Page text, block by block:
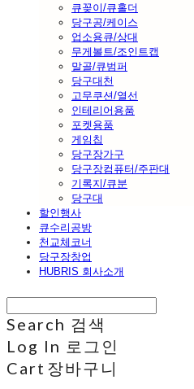
큐꽂이/큐홀더
당구공/케이스
업소용큐/상대
무게볼트/조인트캡
말골/큐범퍼
당구대천
고무쿠션/열선
인테리어용품
포켓용품
게임칩
당구장가구
당구장컴퓨터/주판대
기록지/큐분
당구대
할인행사
큐수리공방
천교체코너
당구장창업
HUBRIS 회사소개
Search 검색
Log In 로그인
Cart 장바구니